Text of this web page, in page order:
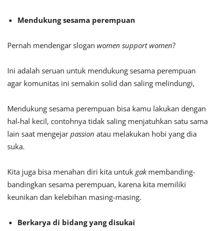
Mendukung sesama perempuan
Pernah mendengar slogan women support women?
Ini adalah seruan untuk mendukung sesama perempuan
agar komunitas ini semakin solid dan saling melindungi,
Mendukung sesama perempuan bisa kamu lakukan dengan
hal-hal kecil, contohnya tidak saling menjatuhkan satu sama
lain saat mengejar passion atau melakukan hobi yang dia
suka.
Kita juga bisa menahan diri kita untuk gakmembanding-
bandingkan sesama perempuan, karena kita memiliki
keunikan dan kelebihan masing-masing.
Berkarya di bidang yang disukai